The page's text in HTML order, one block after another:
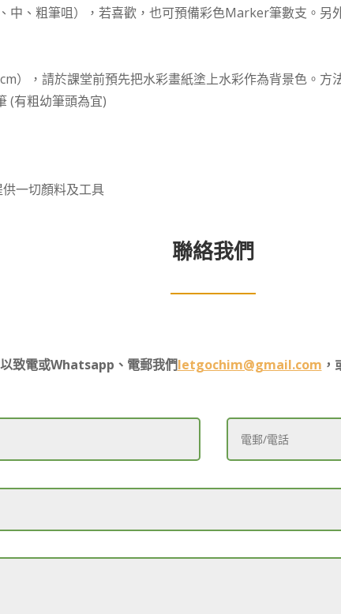
、粗筆咀），若喜歡，也可預備彩色Marker筆數支。另
），請於課堂前預先把水彩畫紙塗上水彩作為背景色。方
(有粗幼筆頭為宜)
一切顏料及工具
聯絡我們
致電或Whatsapp、電郵我們letgochim@gmail.com